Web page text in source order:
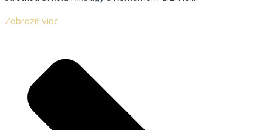
Zobraziť viac